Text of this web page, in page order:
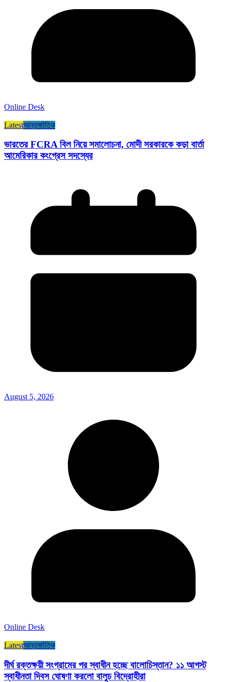
Online Desk
Latestআন্তর্জাতিক
ভারতের FCRA বিল নিয়ে সমালোচনা, মোদী সরকারকে কড়া বার্তা
আমেরিকার কংগ্রেস সদস্যের
August 5, 2026
Online Desk
Latestআন্তর্জাতিক
দীর্ঘ রক্তক্ষয়ী সংগ্রামের পর স্বাধীন হচ্ছে বালোচিস্তান? ১১ আগস্ট
স্বাধীনতা দিবস ঘোষণা করলো বালুচ বিদ্রোহীরা